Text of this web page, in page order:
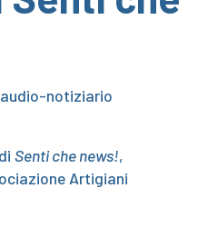
notiziario
Senti che news!,
Artigiani